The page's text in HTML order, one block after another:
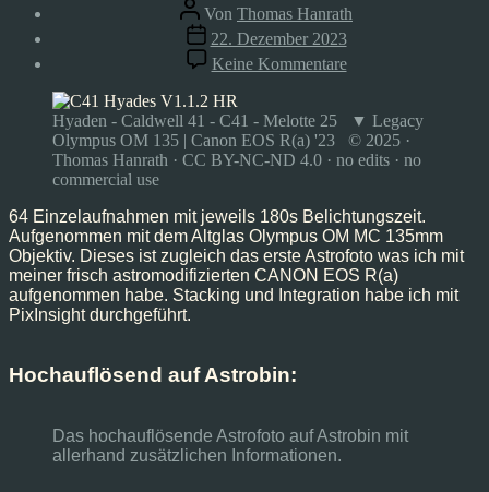
Beitragsautor
Von Thomas Hanrath
Veröffentlichungsdatum
22. Dezember 2023
Keine Kommentarezu
Hyaden
Caldwell
41,
Dez’23
Hyaden - Caldwell 41 - C41 - Melotte 25 ▼ Legacy
Olympus OM 135 | Canon EOS R(a) '23 © 2025 ·
Thomas Hanrath · CC BY-NC-ND 4.0 · no edits · no
commercial use
64 Einzelaufnahmen mit jeweils 180s Belichtungszeit.
Aufgenommen mit dem Altglas Olympus OM MC 135mm
Objektiv. Dieses ist zugleich das erste Astrofoto was ich mit
meiner frisch astromodifizierten CANON EOS R(a)
aufgenommen habe. Stacking und Integration habe ich mit
PixInsight durchgeführt.
Hochauflösend auf Astrobin:
Das hochauflösende Astrofoto auf Astrobin mit
allerhand zusätzlichen Informationen.